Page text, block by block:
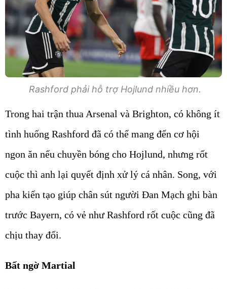
Rashford phải hỗ trợ Hojlund nhiều hơn.
Trong hai trận thua Arsenal và Brighton, có không ít
tình huống Rashford đã có thể mang đến cơ hội
ngon ăn nếu chuyền bóng cho Hojlund, nhưng rốt
cuộc thì anh lại quyết định xử lý cá nhân. Song, với
pha kiến tạo giúp chân sút người Đan Mạch ghi bàn
trước Bayern, có vẻ như Rashford rốt cuộc cũng đã
chịu thay đổi.
Bất ngờ Martial